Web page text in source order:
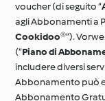
voucher (di seguito “
agli Abbonamenti a
Cookidoo®“).
(“Piano di
includere diversi
Abbonamento può
Abbonamento